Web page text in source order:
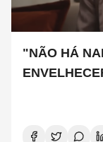
"NÃO HÁ